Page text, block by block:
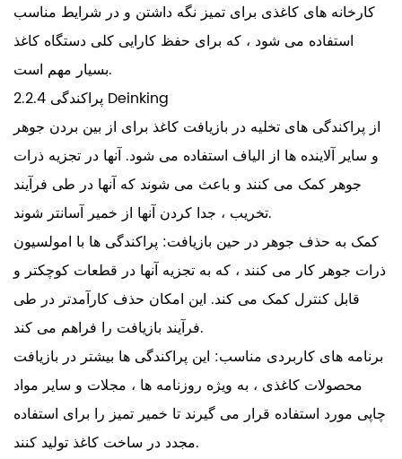
کارخانه های کاغذی برای تمیز نگه داشتن و در شرایط مناسب
استفاده می شود ، که برای حفظ کارایی کلی دستگاه کاغذ
بسیار مهم است.
2.2.4 پراکندگی Deinking
از پراکندگی های تخلیه در بازیافت کاغذ برای از بین بردن جوهر
و سایر آلاینده ها از الیاف استفاده می شود. آنها در تجزیه ذرات
جوهر کمک می کنند و باعث می شوند که آنها در طی فرآیند
تخریب ، جدا کردن آنها از خمیر آسانتر شوند.
کمک به حذف جوهر در حین بازیافت: پراکندگی ها با امولسیون
ذرات جوهر کار می کنند ، که به تجزیه آنها در قطعات کوچکتر و
قابل کنترل کمک می کند. این امکان حذف کارآمدتر در طی
فرآیند بازیافت را فراهم می کند.
برنامه های کاربردی مناسب: این پراکندگی ها بیشتر در بازیافت
محصولات کاغذی ، به ویژه روزنامه ها ، مجلات و سایر مواد
چاپی مورد استفاده قرار می گیرند تا خمیر تمیز را برای استفاده
مجدد در ساخت کاغذ تولید کنند.